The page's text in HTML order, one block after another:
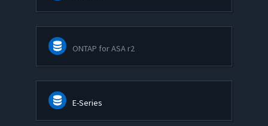
ONTAP for ASA r2
E-Series